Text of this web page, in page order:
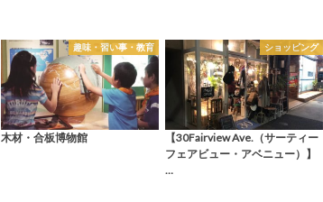
趣味・習い事・教育
木材・合板博物館
ショッピング
【30Fairview Ave.（サーティー
フェアビュー・アベニュー）】
…